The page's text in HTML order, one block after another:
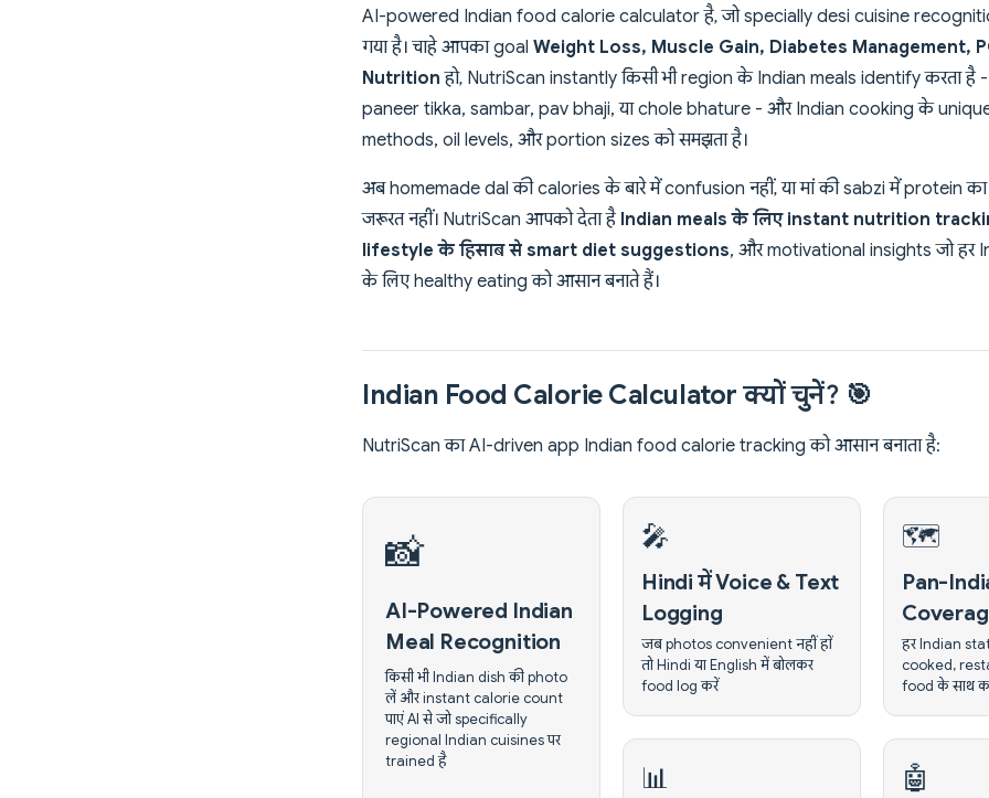
AI-powered Indian food calorie calculator है, जो specially desi cuisine
गया है। चाहे आपका goal Weight Loss, Muscle Gain, Diabetes Management,
Nutrition हो, NutriScan instantly किसी भी region के Indian meals identify करता है
paneer tikka, sambar, pav bhaji, या chole bhature - और Indian cooking के
methods, oil levels, और portion sizes को समझता है।
अब homemade dal की calories के बारे में confusion नहीं, या मां की sabzi में protein
जरूरत नहीं। NutriScan आपको देता है Indian meals के लिए instant nutrition
lifestyle के हिसाब से smart diet suggestions, और motivational insights जो हर
के लिए healthy eating को आसान बनाते हैं।
Indian Food Calorie Calculator क्यों चुनें? 🎯
NutriScan का AI-driven app Indian food calorie tracking को आसान बनाता है:
📸
AI-Powered Indian
Meal Recognition
किसी भी Indian dish की photo
लें और instant calorie count
पाएं AI से जो specifically
regional Indian cuisines पर
trained है
🎤
Hindi में Voice & Text
Logging
जब photos convenient नहीं हों
तो Hindi या English में बोलकर
food log करें
🗺️
Pan-
हर Indian
cooked,
food के साथ
📊 🤖